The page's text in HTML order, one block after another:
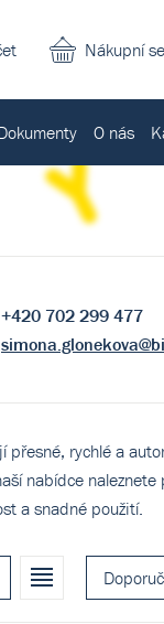
Nákupní
O nás
+420 702 299 477
simona.glonekova
přesné, rychlé a
nabídce
a snadné použití.
Kachle Seznam